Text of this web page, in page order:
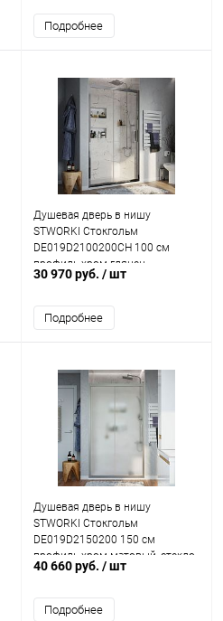
Подробнее
Душевая дверь в нишу
STWORKI Стокгольм
DE019D2100200CH 100 см
профиль хром глянец
30 970 руб. / шт
Подробнее
Душевая дверь в нишу
STWORKI Стокгольм
DE019D2150200 150 см
профиль хром матовый, стекло
матовое
40 660 руб. / шт
Подробнее